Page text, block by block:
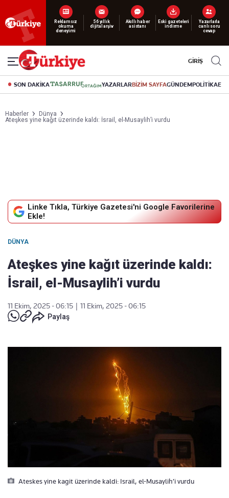
Yeni nesil dijital
abonelik 19 TL’den başlayan fiyatlarla.
GİRİŞ
SON DAKİKA YAZARLARBİZİM SAYFAGÜNDEMPOLİTİKA
Haberler
Dünya
Ateşkes yine kağıt üzerinde kaldı: İsrail, el-Musaylih’i vurdu
Linke Tıkla, Türkiye Gazetesi'ni Google Favorilerine
Ekle!
DÜNYA
Ateşkes yine kağıt üzerinde kaldı:
İsrail, el-Musaylih’i vurdu
11 Ekim, 2025 - 06:15
11 Ekim, 2025 - 06:15
Paylaş
Ateskes yine kagit üzerinde kaldi: Israil, el-Musaylih’i vurdu